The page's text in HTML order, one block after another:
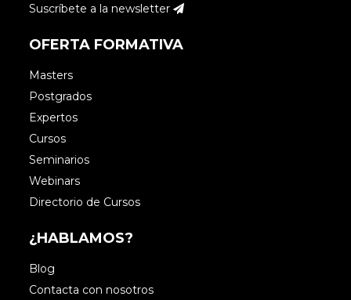
Suscríbete a la newsletter
OFERTA FORMATIVA
Masters
Postgrados
Expertos
Cursos
Seminarios
Webinars
Directorio de Cursos
¿HABLAMOS?
Blog
Contacta con nosotros